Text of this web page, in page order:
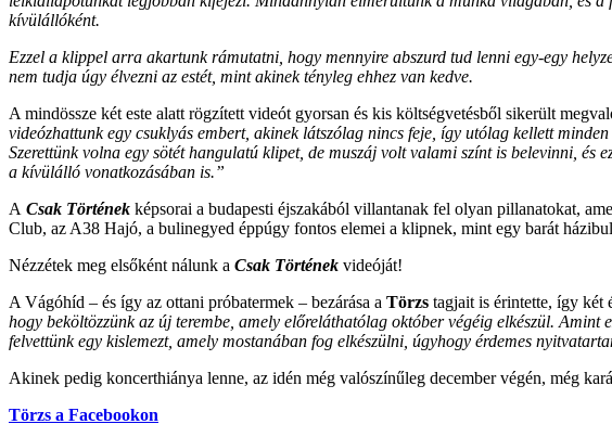
kívülállóként.
Ezzel a klippel arra akartunk rámutatni, hogy mennyire abszurd tud lenni egy-egy
nem tudja úgy élvezni az estét, mint akinek tényleg ehhez van kedve.
A mindössze két este alatt rögzített videót gyorsan és kis költségvetésből sikerült
videózhattunk egy csuklyás embert, akinek látszólag nincs feje, így utólag kellett
Szerettünk volna egy sötét hangulatú klipet, de muszáj volt valami színt is belevinni,
a kívülálló vonatkozásában is.”
A Csak Történek képsorai a budapesti éjszakából villantanak fel olyan pillanatokat,
Club, az A38 Hajó, a bulinegyed éppúgy fontos elemei a klipnek, mint egy barát
Nézzétek meg elsőként nálunk a Csak Történek videóját!
A Vágóhíd – és így az ottani próbatermek – bezárása a Törzs tagjait is érintette, így két
hogy beköltözzünk az új terembe, amely előreláthatólag október végéig elkészül.
felvettünk egy kislemezt, amely mostanában fog elkészülni, úgyhogy érdemes
Akinek pedig koncerthiánya lenne, az idén még valószínűleg december végén, még
Törzs a Facebookon